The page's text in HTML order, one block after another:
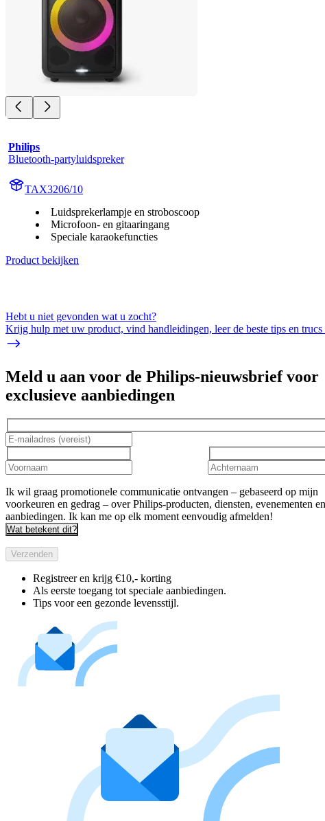
Philips
Bluetooth-partyluidspreker
TAX3206/10
Luidsprekerlampje en stroboscoop
Microfoon- en gitaaringang
Speciale karaokefuncties
Product bekijken
Hebt u niet gevonden wat u zocht?
Krijg hulp met uw product, vind handleidingen, leer de beste tips en
Meld u aan voor de Philips-nieuwsbrief voor
exclusieve aanbiedingen
Ik wil graag promotionele communicatie ontvangen – gebaseerd op mijn
voorkeuren en gedrag – over Philips-producten, diensten, evenementen en
aanbiedingen. Ik kan me op elk moment eenvoudig afmelden!
Wat betekent dit?
Verzenden
Registreer en krijg €10,- korting
Als eerste toegang tot speciale aanbiedingen.
Tips voor een gezonde levensstijl.